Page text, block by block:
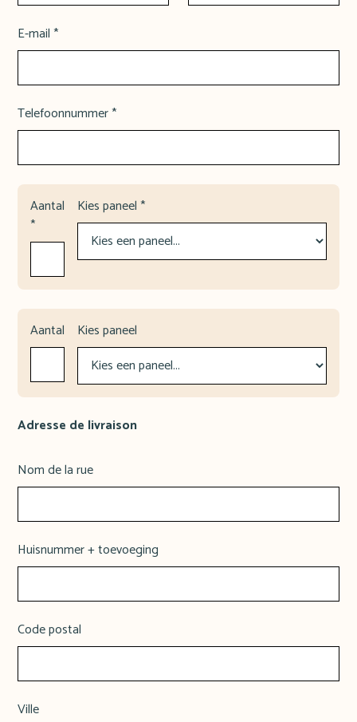
E-mail *
Telefoonnummer *
Aantal
*
Kies paneel *
Aantal Kies paneel
Adresse de livraison
Nom de la rue
Huisnummer + toevoeging
Code postal
Ville